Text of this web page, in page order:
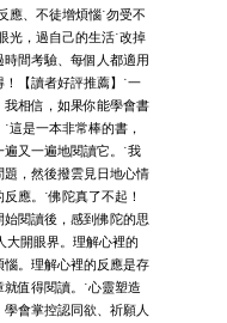
應、不徒增煩惱˙勿受不
光，過自己的生活˙改掉
間考驗、每個人都適用
【讀者好評推薦】˙一
相信，如果你能學會書
這是一本非常棒的書，
又一遍地閱讀它。˙我
，然後撥雲見日地心情
應。˙佛陀真了不起！
閱讀後，感到佛陀的思
大開眼界。理解心裡的
。理解心裡的反應是存
值得閱讀。˙心靈塑造
會掌控認同欲、祈願人